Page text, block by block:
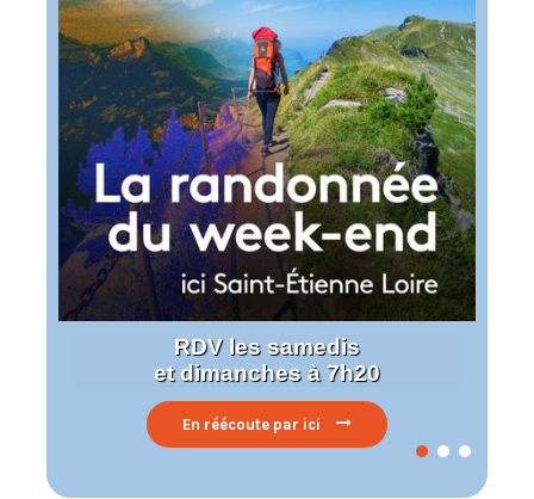
En réécoute par ici
RDV les samedis
et dimanches à 7h20